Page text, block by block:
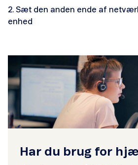
2. Sæt den anden ende af
enhed
Har du brug for